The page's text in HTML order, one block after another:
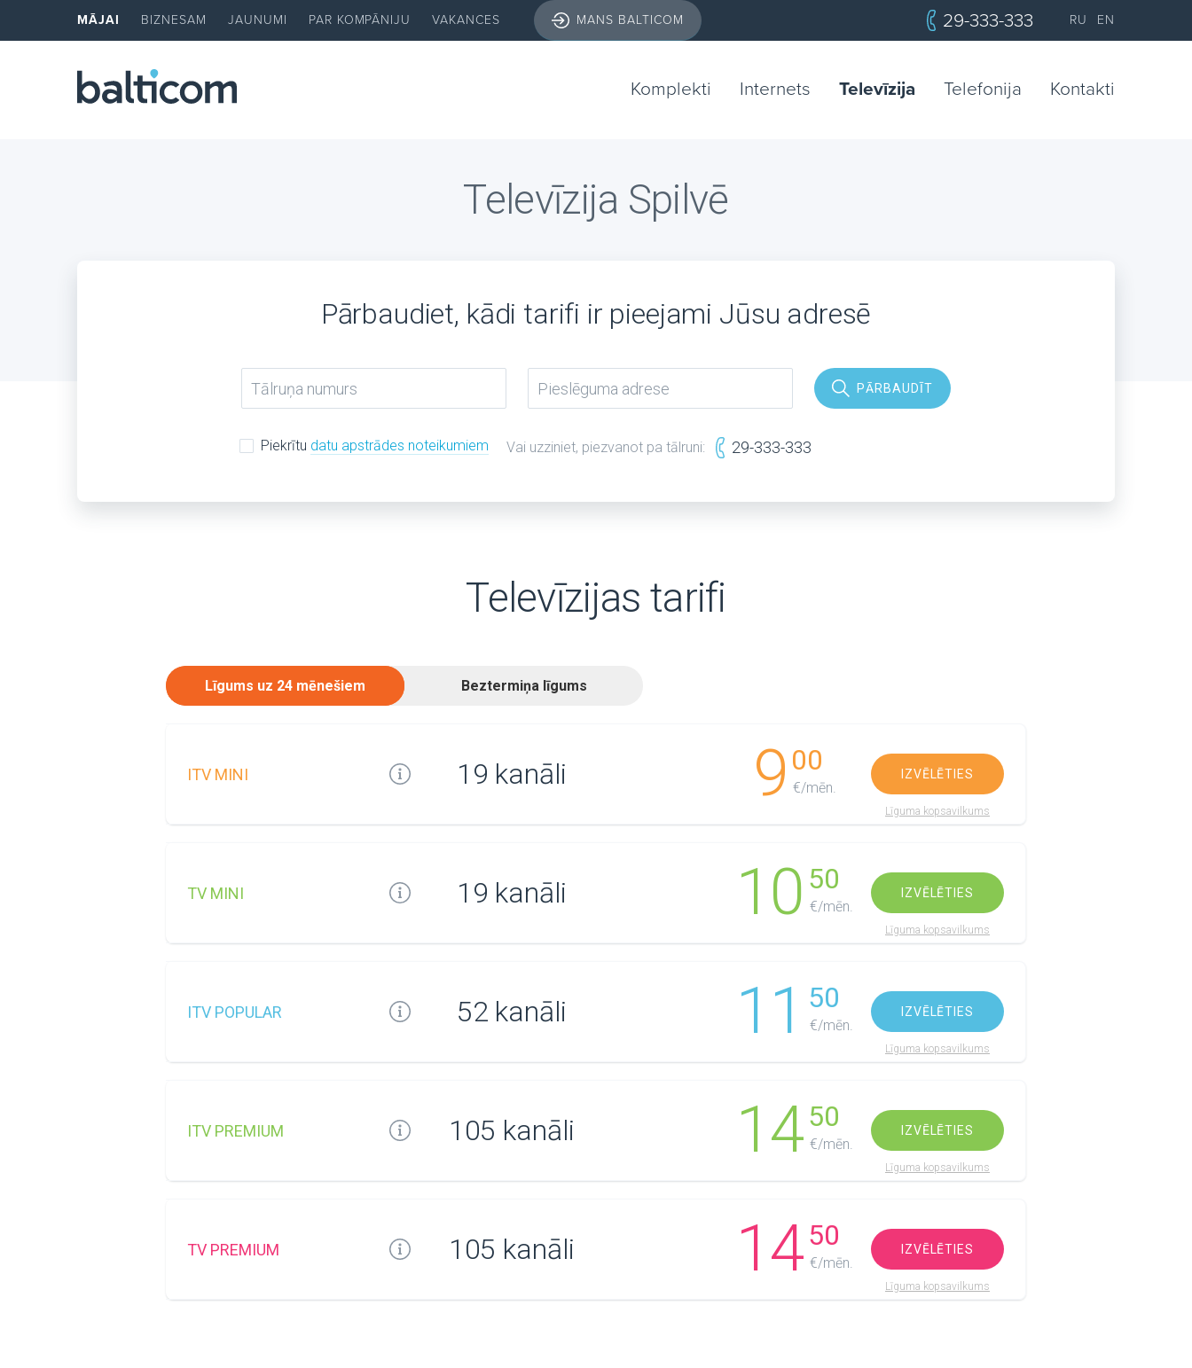
MĀJAI BIZNESAM JAUNUMI PAR KOMPĀNIJU VAKANCES MANS BALTICOM 29-333-333 RU EN
Komplekti Internets Televīzija Telefonija Kontakti
Televīzija Spilvē
Pārbaudiet, kādi tarifi ir pieejami Jūsu adresē
PĀRBAUDĪT
Piekrītu datu apstrādes noteikumiem Vai uzziniet, piezvanot pa tālruni: 29-333-333
Televīzijas tarifi
Līgums uz 24 mēnešiem Beztermiņa līgums
ITV MINI 19 kanāli 9 00
€/mēn.
IZVĒLĒTIES
Līguma kopsavilkums
TV MINI 19 kanāli 10 50
€/mēn.
IZVĒLĒTIES
Līguma kopsavilkums
ITV POPULAR 52 kanāli 11 50
€/mēn.
IZVĒLĒTIES
Līguma kopsavilkums
ITV PREMIUM 105 kanāli 1450
€/mēn.
IZVĒLĒTIES
Līguma kopsavilkums
TV PREMIUM 105 kanāli 1450
€/mēn.
IZVĒLĒTIES
Līguma kopsavilkums